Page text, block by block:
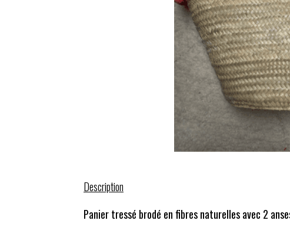
Description
Panier tressé brodé en fibres naturelles avec 2